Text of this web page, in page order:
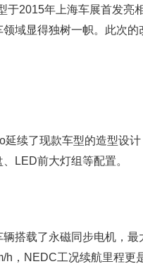
于2015年上海车展首发亮
领域显得独树一帜。此次
延续了现款车型的造型设
LED前大灯组等配置。
辆搭载了永磁同步电机，
h，NEDC工况续航里程更